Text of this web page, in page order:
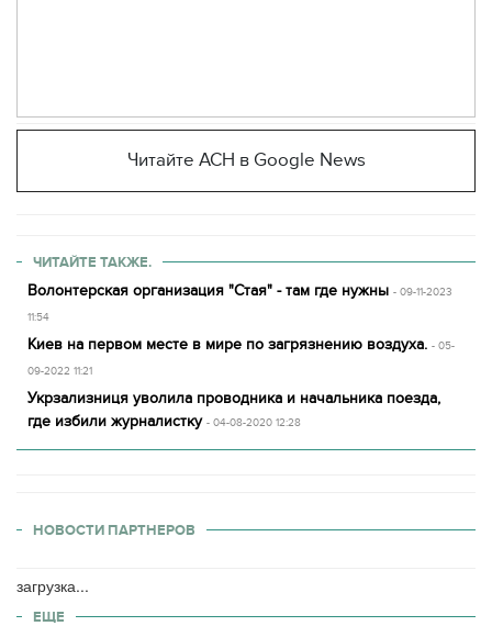
Читайте АСН в Google News
ЧИТАЙТЕ ТАКЖЕ.
Волонтерская организация "Стая" - там где нужны - 09-11-2023
11:54
Киев на первом месте в мире по загрязнению воздуха. - 05-
09-2022 11:21
Укрзализниця уволила проводника и начальника поезда,
где избили журналистку - 04-08-2020 12:28
НОВОСТИ ПАРТНЕРОВ
загрузка...
ЕЩЕ